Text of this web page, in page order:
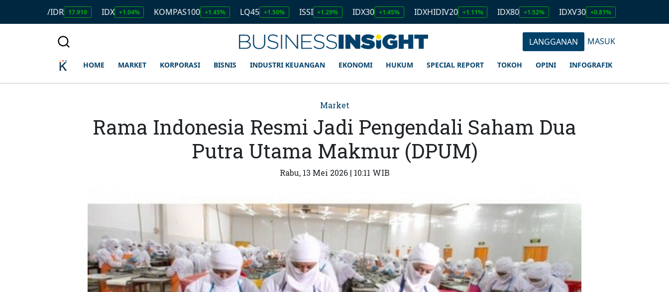
17.910 IDX +1.04% KOMPAS100 +1.45% LQ45 +1.50% ISSI +1.29% IDX30 +1.45% IDXHIDIV20 +1.11% IDX80 +1.52% IDXV30 +0.81% IDXQ30
LANGGANAN MASUK
HOME MARKET KORPORASI BISNIS INDUSTRI KEUANGAN EKONOMI HUKUM SPECIAL REPORT TOKOH OPINI INFOGRAFIK
Market
Rama Indonesia Resmi Jadi Pengendali Saham Dua
Putra Utama Makmur (DPUM)
Rabu, 13 Mei 2026 | 10:11 WIB